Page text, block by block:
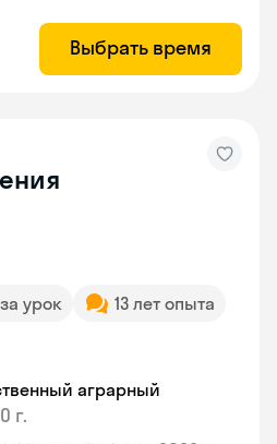
Выбрать время
урок
13 лет опыта
аграрный
г.